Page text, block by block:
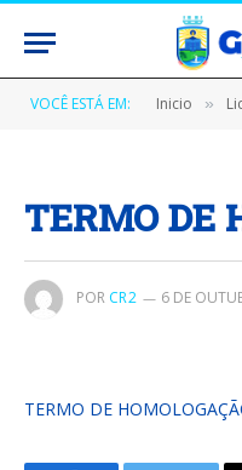
VOCÊ ESTÁ EM: Inicio »
TERMO DE
POR CR2 6 DE
TERMO DE